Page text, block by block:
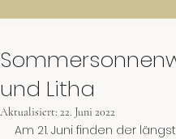
und Litha
Aktualisiert: 22. Juni 2022
Am 21. Juni finden der